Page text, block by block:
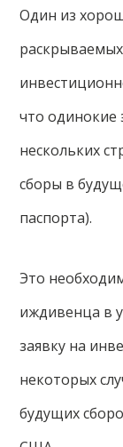
Один из
что одинокие
нескольких
сборы в
паспорта).
Это
иждивенца в
заявку на
некоторых
будущих